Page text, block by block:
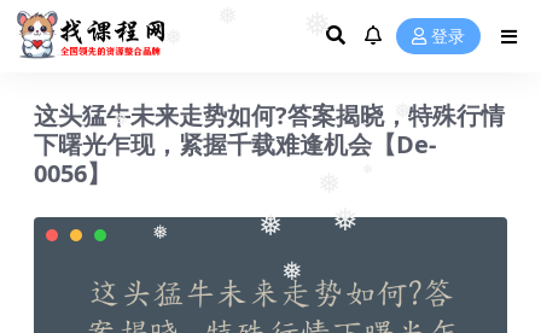
❅
❅ ❅
❅
❅ ❅
❅ 登录
这头猛牛未来走势如何?答案揭晓，特殊行情
下曙光乍现，紧握千载难逢机会【De-
0056】